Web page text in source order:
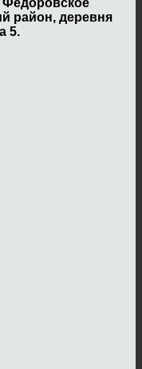
район, деревня
5.